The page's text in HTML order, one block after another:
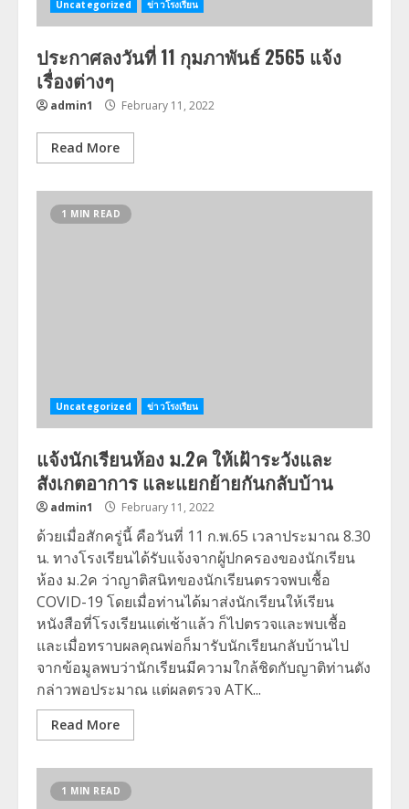
Uncategorized ข่าวโรงเรียน
ประกาศลงวันที่ 11 กุมภาพันธ์ 2565 แจ้ง
เรื่องต่างๆ
admin1 February 11, 2022
Read More
1 MIN READ
Uncategorized ข่าวโรงเรียน
แจ้งนักเรียนห้อง ม.2ค ให้เฝ้าระวังและ
สังเกตอาการ และแยกย้ายกันกลับบ้าน
admin1 February 11, 2022
ด้วยเมื่อสักครู่นี้ คือวันที่ 11 ก.พ.65 เวลาประมาณ 8.30
น. ทางโรงเรียนได้รับแจ้งจากผู้ปกครองของนักเรียน
ห้อง ม.2ค ว่าญาติสนิทของนักเรียนตรวจพบเชื้อ
COVID-19 โดยเมื่อท่านได้มาส่งนักเรียนให้เรียน
หนังสือที่โรงเรียนแต่เช้าแล้ว ก็ไปตรวจและพบเชื้อ
และเมื่อทราบผลคุณพ่อก็มารับนักเรียนกลับบ้านไป
จากข้อมูลพบว่านักเรียนมีความใกล้ชิดกับญาติท่านดัง
กล่าวพอประมาณ แต่ผลตรวจ ATK...
Read More
1 MIN READ